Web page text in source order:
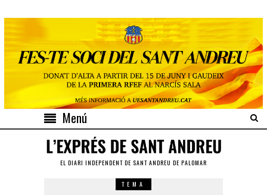
Menú
EL DIARI INDEPENDENT DE SANT ANDREU DE PALOMAR
TEMA